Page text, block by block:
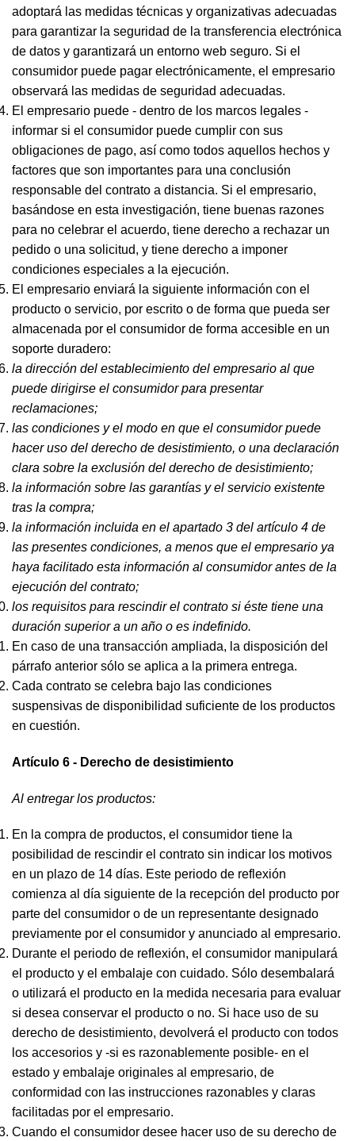
adoptará las medidas técnicas y organizativas adecuadas
para garantizar la seguridad de la transferencia electrónica
de datos y garantizará un entorno web seguro. Si el
consumidor puede pagar electrónicamente, el empresario
observará las medidas de seguridad adecuadas.
El empresario puede - dentro de los marcos legales -
informar si el consumidor puede cumplir con sus
obligaciones de pago, así como todos aquellos hechos y
factores que son importantes para una conclusión
responsable del contrato a distancia. Si el empresario,
basándose en esta investigación, tiene buenas razones
para no celebrar el acuerdo, tiene derecho a rechazar un
pedido o una solicitud, y tiene derecho a imponer
condiciones especiales a la ejecución.
El empresario enviará la siguiente información con el
producto o servicio, por escrito o de forma que pueda ser
almacenada por el consumidor de forma accesible en un
soporte duradero:
la dirección del establecimiento del empresario al que
puede dirigirse el consumidor para presentar
reclamaciones;
las condiciones y el modo en que el consumidor puede
hacer uso del derecho de desistimiento, o una declaración
clara sobre la exclusión del derecho de desistimiento;
la información sobre las garantías y el servicio existente
tras la compra;
la información incluida en el apartado 3 del artículo 4 de
las presentes condiciones, a menos que el empresario ya
haya facilitado esta información al consumidor antes de la
ejecución del contrato;
los requisitos para rescindir el contrato si éste tiene una
duración superior a un año o es indefinido.
En caso de una transacción ampliada, la disposición del
párrafo anterior sólo se aplica a la primera entrega.
Cada contrato se celebra bajo las condiciones
suspensivas de disponibilidad suficiente de los productos
en cuestión.
Artículo 6 - Derecho de desistimiento
Al entregar los productos:
En la compra de productos, el consumidor tiene la
posibilidad de rescindir el contrato sin indicar los motivos
en un plazo de 14 días. Este periodo de reflexión
comienza al día siguiente de la recepción del producto por
parte del consumidor o de un representante designado
previamente por el consumidor y anunciado al empresario.
Durante el periodo de reflexión, el consumidor manipulará
el producto y el embalaje con cuidado. Sólo desembalará
o utilizará el producto en la medida necesaria para evaluar
si desea conservar el producto o no. Si hace uso de su
derecho de desistimiento, devolverá el producto con todos
los accesorios y -si es razonablemente posible- en el
estado y embalaje originales al empresario, de
conformidad con las instrucciones razonables y claras
facilitadas por el empresario.
Cuando el consumidor desee hacer uso de su derecho de